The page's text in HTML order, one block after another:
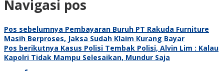
Navigasi pos
Pos sebelumnya Pembayaran Buruh PT Rakuda Furniture
Masih Berproses, Jaksa Sudah Klaim Kurang Bayar
Pos berikutnya Kasus Polisi Tembak Polisi, Alvin Lim : Kalau
Kapolri Tidak Mampu Selesaikan, Mundur Saja